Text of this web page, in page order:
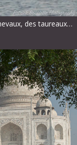
des taureaux…